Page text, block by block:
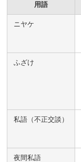
用語
ニヤケ
ふざけ
私語（不正交談）
夜間私語